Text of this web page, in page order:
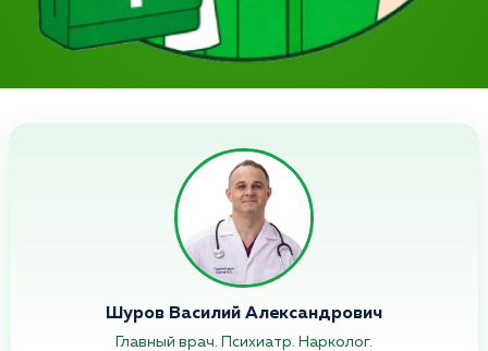
Шуров Василий Александрович
Главный врач. Психиатр. Нарколог.